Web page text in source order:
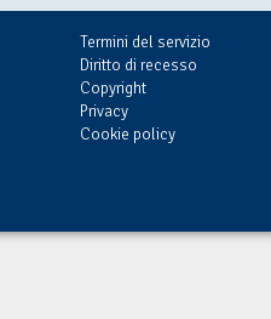
Termini del servizio
Diritto di recesso
Copyright
Privacy
Cookie policy